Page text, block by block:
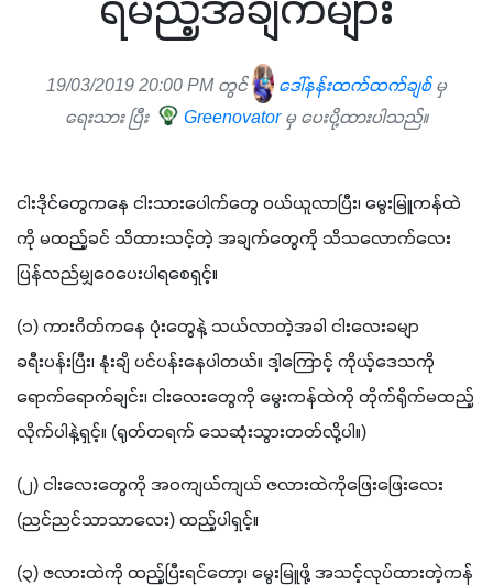
ရမည့်အချက်များ
19/03/2019 20:00 PM တွင် ဒေါ်နန်းထက်ထက်ချစ်မှ
ရေးသား ပြီး
Greenovator မှ ပေးပို့ထားပါသည်။
ငါးဒိုင်တွေကနေ ငါးသားပေါက်တွေ ဝယ်ယူလာပြီး၊ မွေးမြူကန်ထဲ
ကို မထည့်ခင် သိထားသင့်တဲ့ အချက်တွေကို သိသလောက်လေး
ပြန်လည်မျှဝေပေးပါရစေရှင့်။
(၁) ကားဂိတ်ကနေ ပုံးတွေနဲ့ သယ်လာတဲ့အခါ ငါးလေးခမျာ
ခရီးပန်းပြီး၊ နုံးချိ ပင်ပန်းနေပါတယ်။ ဒါ့ကြောင့် ကိုယ့်ဒေသကို
ရောက်ရောက်ချင်း၊ ငါးလေးတွေကို မွေးကန်ထဲကို တိုက်ရိုက်မထည့်
လိုက်ပါနဲ့ရှင့်။ (ရုတ်တရက် သေဆုံးသွားတတ်လို့ပါ။)
(၂) ငါးလေးတွေကို အဝကျယ်ကျယ် ဇလားထဲကိုဖြေးဖြေးလေး
(ညင်ညင်သာသာလေး) ထည့်ပါရှင့်။
(၃) ဇလားထဲကို ထည့်ပြီးရင်တော့၊ မွေးမြူဖို့ အသင့်လုပ်ထားတဲ့ကန်